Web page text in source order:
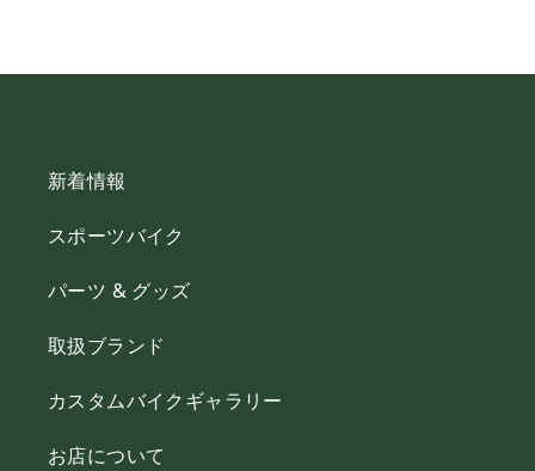
新着情報
スポーツバイク
パーツ & グッズ
取扱ブランド
カスタムバイクギャラリー
お店について